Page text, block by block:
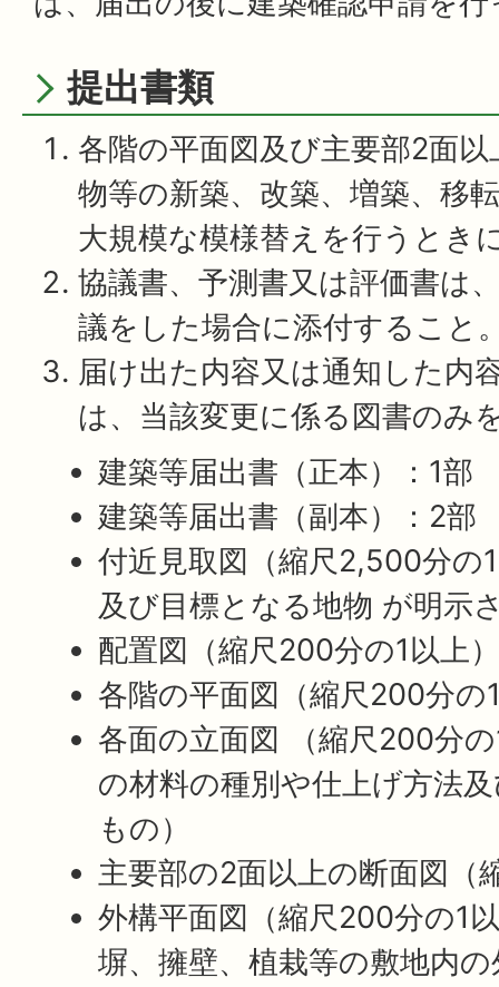
提出書類
各階の平面図及び主要部2面
物等の新築、改築、増築、移
大規模な模様替えを行うとき
協議書、予測書又は評価書は
議をした場合に添付すること
届け出た内容又は通知した内
は、当該変更に係る図書のみ
建築等届出書（正本）：1部
建築等届出書（副本）：2部
付近見取図（縮尺2,500分の
及び目標となる地物 が明示
配置図（縮尺200分の1以上
各階の平面図（縮尺200分の
各面の立面図 （縮尺200分
の材料の種別や仕上げ方法
もの）
主要部の2面以上の断面図（
外構平面図（縮尺200分の1
塀、擁壁、植栽等の敷地内